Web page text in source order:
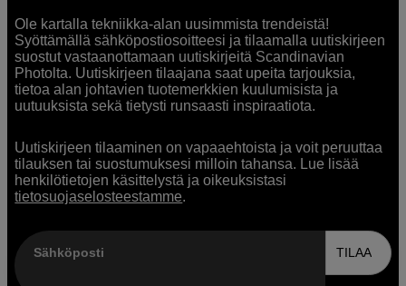
Ole kartalla tekniikka-alan uusimmista trendeistä!
Syöttämällä sähköpostiosoitteesi ja tilaamalla uutiskirjeen
suostut vastaanottamaan uutiskirjeitä Scandinavian
Photolta. Uutiskirjeen tilaajana saat upeita tarjouksia,
tietoa alan johtavien tuotemerkkien kuulumisista ja
uutuuksista sekä tietysti runsaasti inspiraatiota.
Uutiskirjeen tilaaminen on vapaaehtoista ja voit peruuttaa
tilauksen tai suostumuksesi milloin tahansa. Lue lisää
henkilötietojen käsittelystä ja oikeuksistasi
tietosuojaselosteestamme.
Sähköposti TILAA